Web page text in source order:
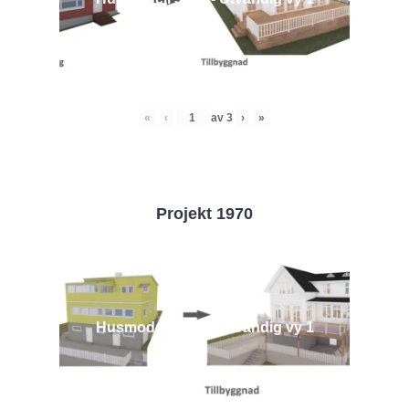
« ‹ av 3 › »
Projekt 1970
Husmodell 1970 - Utvändig vy 1